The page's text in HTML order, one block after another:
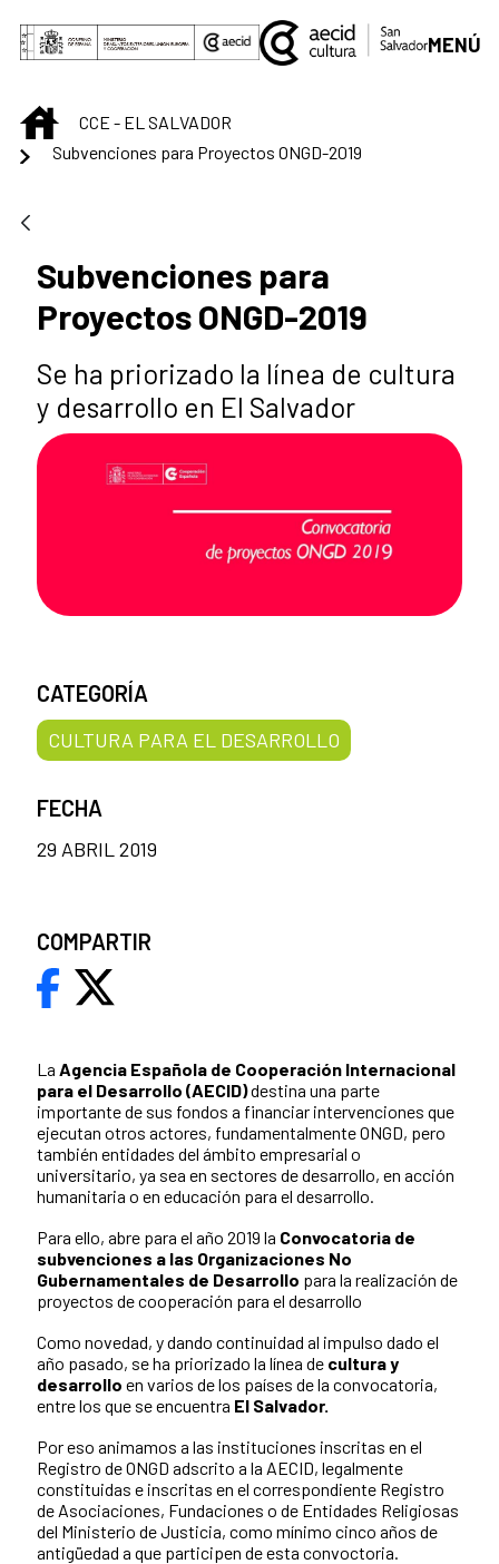
Saltar al contenido principal
MENÚ
INICIOCCE - EL SALVADOR
Subvenciones para Proyectos ONGD-2019
Subvenciones para
Proyectos ONGD-2019
Se ha priorizado la línea de cultura
y desarrollo en El Salvador
La Agencia Española de Cooperación Internacional
para el Desarrollo (AECID)destina una parte
importante de sus fondos a financiar intervenciones que
ejecutan otros actores, fundamentalmente ONGD, pero
también entidades del ámbito empresarial o
universitario, ya sea en sectores de desarrollo, en acción
humanitaria o en educación para el desarrollo.
Para ello, abre para el año 2019 la Convocatoria de
subvenciones a las Organizaciones No
Gubernamentales de Desarrollo para la realización de
proyectos de cooperación para el desarrollo
Como novedad, y dando continuidad al impulso dado el
año pasado, se ha priorizado la línea de cultura y
desarrollo en varios de los países de la convocatoria,
entre los que se encuentra El Salvador.
Por eso animamos a las instituciones inscritas en el
Registro de ONGD adscrito a la AECID, legalmente
constituidas e inscritas en el correspondiente Registro
de Asociaciones, Fundaciones o de Entidades Religiosas
del Ministerio de Justicia, como mínimo cinco años de
antigüedad a que participen de esta convoctoria.
CATEGORÍA
CULTURA PARA EL DESARROLLO
FECHA
29 ABRIL 2019
COMPARTIR